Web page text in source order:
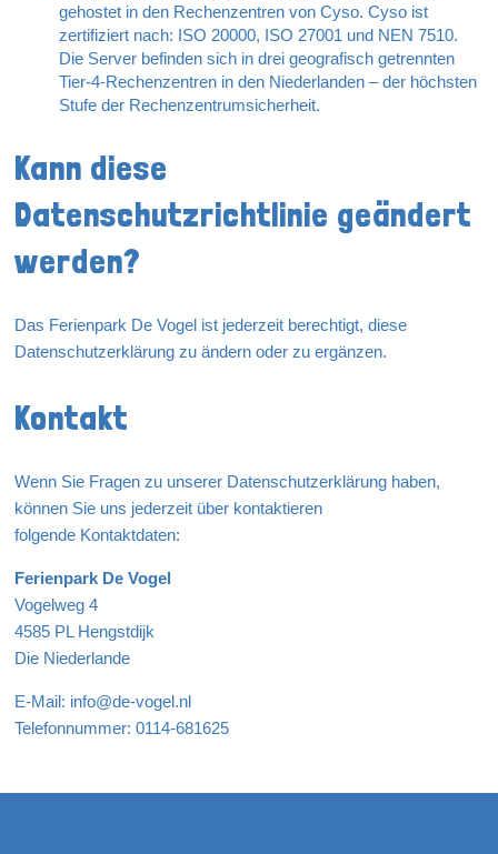
gehostet in den Rechenzentren von Cyso. Cyso ist
zertifiziert nach: ISO 20000, ISO 27001 und NEN 7510.
Die Server befinden sich in drei geografisch getrennten
Tier‑4‑Rechenzentren in den Niederlanden – der höchsten
Stufe der Rechenzentrumsicherheit.
Kann diese
Datenschutzrichtlinie geändert
werden?
Das Ferienpark De Vogel ist jederzeit berechtigt, diese
Datenschutzerklärung zu ändern oder zu ergänzen.
Kontakt
Wenn Sie Fragen zu unserer Datenschutzerklärung haben,
können Sie uns jederzeit über kontaktieren
folgende Kontaktdaten:
Ferienpark De Vogel
Vogelweg 4
4585 PL Hengstdijk
Die Niederlande
E-Mail: info@de-vogel.nl
Telefonnummer: 0114-681625